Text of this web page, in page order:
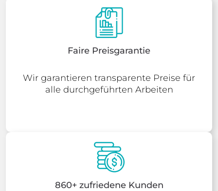
Faire Preisgarantie
Wir garantieren transparente Preise für
alle durchgeführten Arbeiten
860+ zufriedene Kunden